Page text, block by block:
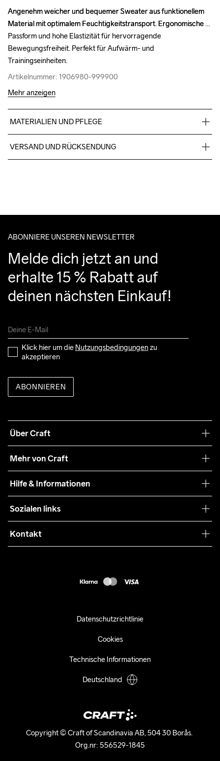
Angenehm weicher und bequemer Sweater aus funktionellem
Material mit optimalem Feuchtigkeitstransport. Ergonomische
Passform und hohe Elastizität für hervorragende
Bewegungsfreiheit. Perfekt für Aufwärm- und
Trainingseinheiten.
Artikelnummer: 1906980-999900
Angenehm weicher und bequemer Sweater aus funktionellem
Material mit optimalem Feuchtigkeitstransport. Ergonomische
Passform und hohe Elastizität für hervorragende
Bewegungsfreiheit. Perfekt für Aufwärm- und
Trainingseinheiten.
Artikelnummer: 1906980-999900
Mehr anzeigen
MATERIALIEN UND PFLEGE
Material 1: 100% Polyester Material 2: 96% Polyester 4%
Elastan
VERSAND UND RÜCKSENDUNG
entgegennehmen kannst.
ABONNIERE UNSEREN NEWSLETTER
Melde dich jetzt an und
erhalte 15 % Rabatt auf
deinen nächsten Einkauf!
Klick hier um die Nutzungsbedingungen zu
akzeptieren
ABONNIEREN
Über Craft
Nachhaltigkeit
Mehr von Craft
Teamwear
Zusammenarbeit
Press
Hilfe & Informationen
Retouren
Kundendienst
Sozialen links
Kontakt
Copyright © Craft of Scandinavia AB, 504 30 Borås.
Org.nr: 556529-1845
Datenschutzrichtlinie
Cookies
Technische Informationen
Deutschland